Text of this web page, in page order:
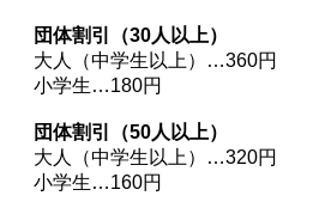
団体割引（30人以上）
大人（中学生以上）…360円
小学生…180円
団体割引（50人以上）
大人（中学生以上）…320円
小学生…160円